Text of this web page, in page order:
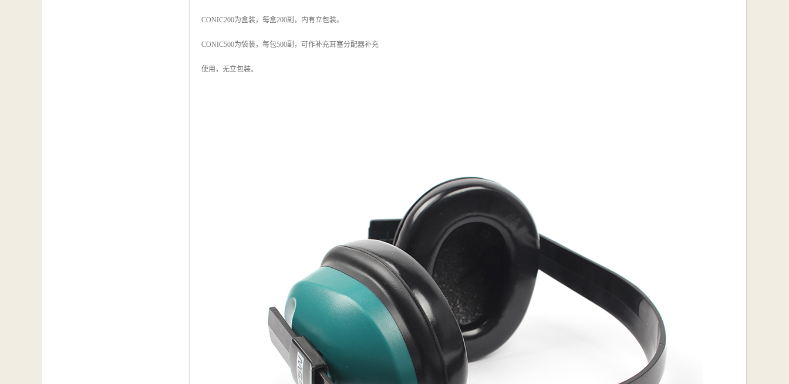
CONIC200为盒装，每盒200副，内有立包装。
CONIC500为袋装，每包500副，可作补充耳塞分配器补充
使用，无立包装。